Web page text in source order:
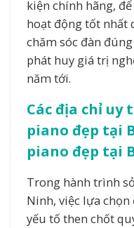
kiện chính hãng,
hoạt động tốt nhất
chăm sóc đàn
phát huy giá trị
năm tới.
Các địa chỉ uy
piano đẹp tại
piano đẹp tại
Trong hành trình
Ninh, việc lựa
yếu tố then chốt